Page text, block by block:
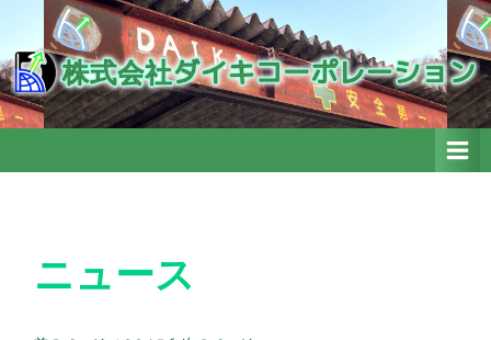
content
株式会社ダイキコーポレーシ
ョン
株式会社ダイキコーポレーション
ニュース